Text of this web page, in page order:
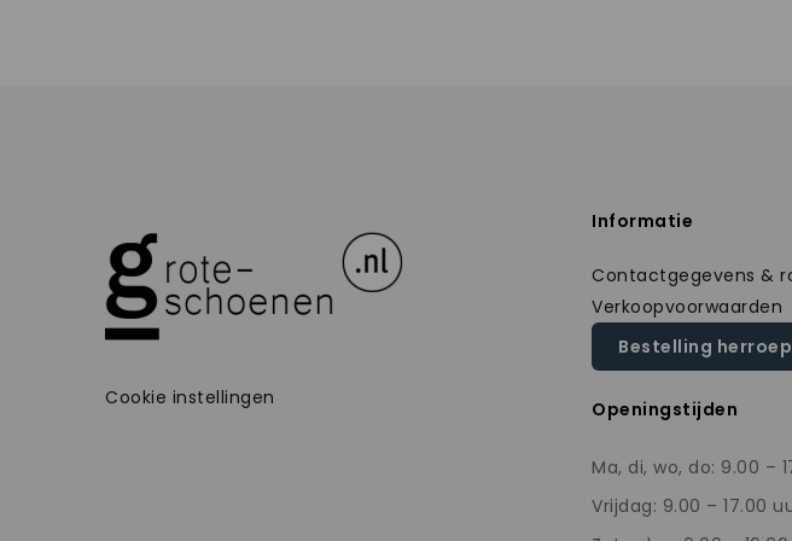
Cookie instellingen
Informatie
Contactgegevens &
Verkoopvoorwaarden
Bestelling
Openingstijden
Ma, di, wo, do: 9.00 –
Vrijdag: 9.00 – 17.00